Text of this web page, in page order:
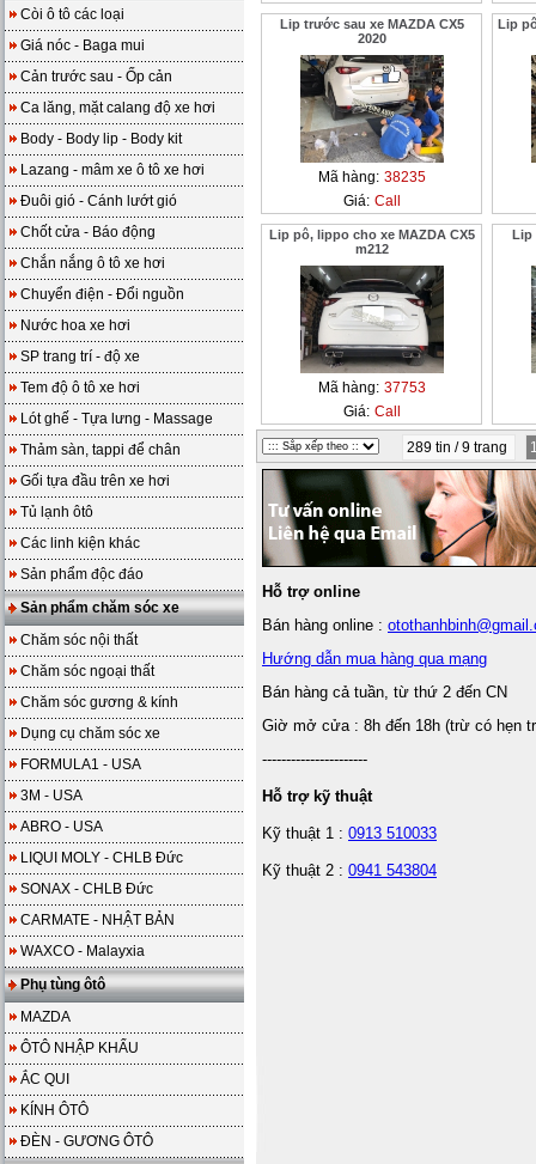
Còi ô tô các loại
Giá nóc - Baga mui
Cản trước sau - Ốp cản
Ca lăng, mặt calang độ xe hơi
Body - Body lip - Body kit
Lazang - mâm xe ô tô xe hơi
Đuôi gió - Cánh lướt gió
Chốt cửa - Báo động
Chắn nắng ô tô xe hơi
Chuyển điện - Đổi nguồn
Nước hoa xe hơi
SP trang trí - độ xe
Tem độ ô tô xe hơi
Lót ghế - Tựa lưng - Massage
Thảm sàn, tappi để chân
Gối tựa đầu trên xe hơi
Tủ lạnh ôtô
Các linh kiện khác
Sản phẩm độc đáo
Sản phẩm chăm sóc xe
Chăm sóc nội thất
Chăm sóc ngoại thất
Chăm sóc gương & kính
Dụng cụ chăm sóc xe
FORMULA1 - USA
3M - USA
ABRO - USA
LIQUI MOLY - CHLB Đức
SONAX - CHLB Đức
CARMATE - NHẬT BẢN
WAXCO - Malayxia
Phụ tùng ôtô
MAZDA
ÔTÔ NHẬP KHẨU
ẮC QUI
KÍNH ÔTÔ
ĐÈN - GƯƠNG ÔTÔ
Lip trước sau xe MAZDA CX5
2020
Mã hàng: 38235
Giá: Call
Lip
Lip pô, lippo cho xe MAZDA CX5
m212
Mã hàng: 37753
Giá: Call
Lip
289 tin / 9 trang
Hỗ trợ online
Bán hàng online :
Hướng dẫn mua hàng qua mạng
Bán hàng cả tuần, từ thứ 2 đến CN
Giờ mở cửa : 8h đến 18h (trừ có hẹn
----------------------
Hỗ trợ kỹ thuật
Kỹ thuật 1 : 0913 510033
Kỹ thuật 2 : 0941 543804